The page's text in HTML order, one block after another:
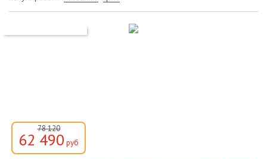
78 120
62 490 руб